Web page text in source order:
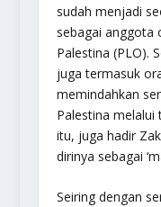
sudah menjadi
sebagai anggota
Palestina (PLO).
juga termasuk
memindahkan
Palestina melalui
itu, juga hadir
dirinya sebagai
Seiring dengan